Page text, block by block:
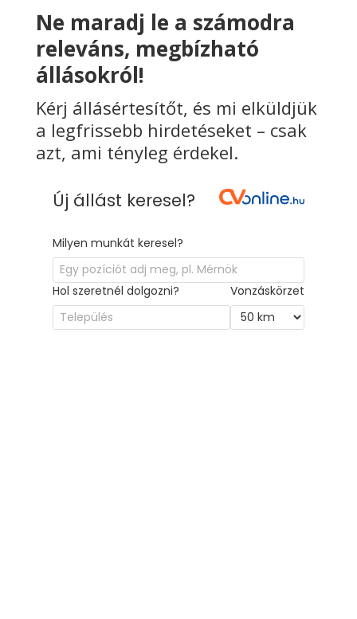
Ne maradj le a számodra
releváns, megbízható
állásokról!
Kérj állásértesítőt, és mi elküldjük
a legfrissebb hirdetéseket – csak
azt, ami tényleg érdekel.